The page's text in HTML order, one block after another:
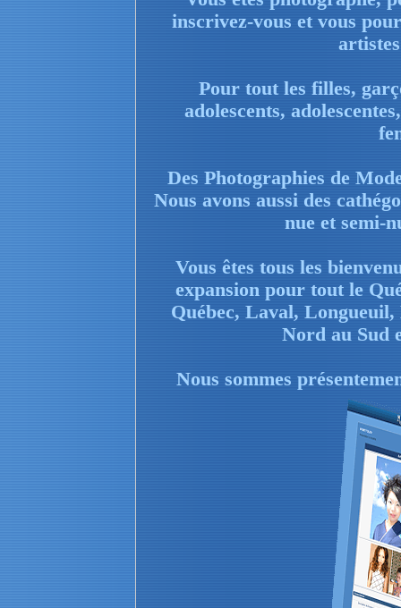
inscrivez-vous et vous
Pour tout les filles,
adolescents,
Des Photographies de
Nous avons aussi des
nue et semi-
Vous êtes tous les
expansion pour tout le
Québec, Laval,
Nord au Sud
Nous sommes